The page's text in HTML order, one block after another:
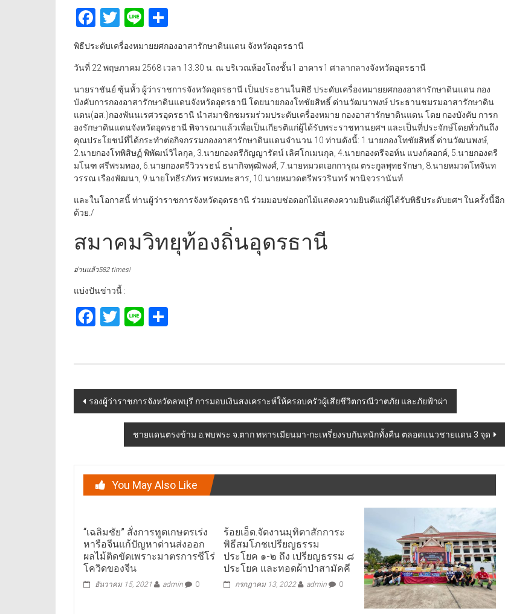
Facebook
Twitter
Line
พิธีประดับเครื่องหมายยศกองอาสารักษาดินแดน จังหวัดอุดรธานี
วันที่ 22 พฤษภาคม 2568 เวลา 13.30 น. ณ บริเวณห้องโถงชั้น1 อาคาร1 ศาลากลางจังหวัดอุดรธานี
นายราชันย์ ซุ้นหั้ว ผู้ว่าราชการจังหวัดอุดรธานี เป็นประธานในพิธี ประดับเครื่องหมายยศกองอาสารักษาดินแดน กอง
บังคับการกองอาสารักษาดินแดนจังหวัดอุดรธานี โดยนายกองโทชัยสิทธิ์ ด่านวัฒนาพงษ์ ประธานชมรมอาสารักษาดิน
แดน(อส.)กองพันนเรศวรอุดรธานี นำสมาชิกชมรมร่วมประดับเครื่องหมาย กองอาสารักษาดินแดน โดย กองบังคับ การก
องรักษาดินแดนจังหวัดอุดรธานี พิจารณาแล้วเพื่อเป็นเกียรติแก่ผู้ได้รับพระราชทานยศฯ และเป็นที่ประจักษ์โดยทั่วกันถึง
คุณประโยชน์ที่ได้กระทำต่อกิจกรรมกองอาสารักษาดินแดนจำนวน 10 ท่านดังนี้: 1.นายกองโทชัยสิทธิ์ ด่านวัฒนพงษ์,
2.นายกองโทพิสิษฏ์ พิพัฒน์วิไลกุล, 3.นายกองตรีกัญญารัตน์ เลิศโกเมนกุล, 4.นายกองตรีจอห์น แบงก์คอกค์, 5.นายกองตรี
มโนฑ ศรีพรมทอง, 6.นายกองตรีวิวรรธน์ ธนากิจพุฒิพงศ์, 7.นายหมวดเอกการุณ ตระกูลพุทธรักษา, 8.นายหมวดโทจันท
วรรณ เรืองพัฒนา, 9.นายโทธีรภัทร พรหมทะสาร, 10.นายหมวดตรีพรวรินทร์ พานิจวรานันท์
และในโอกาสนี้ ท่านผู้ว่าราชการจังหวัดอุดรธานี ร่วมมอบช่อดอกไม้แสดงความยินดีแก่ผู้ได้รับพิธีประดับยศฯ ในครั้งนี้อีก
ด้วย./
สมาคมวิทยุท้องถิ่นอุดรธานี
อ่านแล้ว582 times!
แบ่งปันข่าวนี้ :
Facebook
Twitter
Line
Post
navigation
รองผู้ว่าราชการจังหวัดลพบุรี การมอบเงินสงเคราะห์ให้ครอบครัวผู้เสียชีวิตกรณีวาตภัย และภัยฟ้าผ่า
ชายแดนตรงข้าม อ.พบพระ จ.ตาก ทหารเมียนมา-กะเหรี่ยงรบกันหนักทั้งคืน ตลอดแนวชายแดน 3 จุด
You May Also Like
“เฉลิมชัย” สั่งการทูตเกษตรเร่ง
หารือจีนแก้ปัญหาด่านส่งออก
ผลไม้ติดขัดเพราะมาตรการซีโร่
โควิดของจีน
ธันวาคม 15, 2021 admin 0
ร้อยเอ็ด.จัดงานมุทิตาสักการะ
พิธีสมโภชเปรียญธรรม
ประโยค ๑-๒ ถึง เปรียญธรรม ๘
ประโยค และทอดผ้าป่าสามัคคี
กรกฎาคม 13, 2022 admin 0